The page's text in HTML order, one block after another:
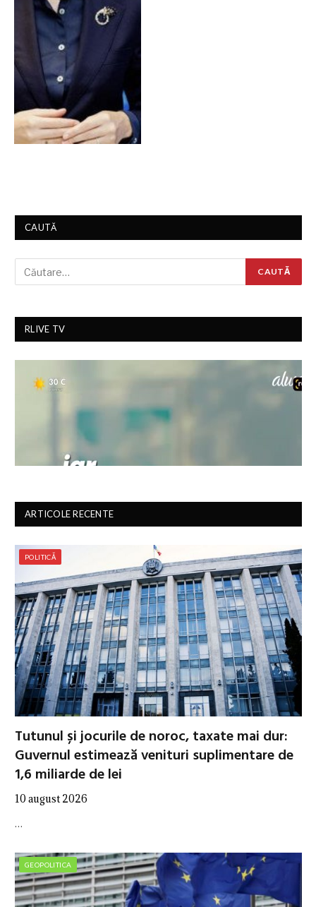
CAUTĂ
RLIVE TV
ARTICOLE RECENTE
POLITICĂ
Tutunul și jocurile de noroc, taxate mai dur:
Guvernul estimează venituri suplimentare de
1,6 miliarde de lei
10 august 2026
…
GEOPOLITICA